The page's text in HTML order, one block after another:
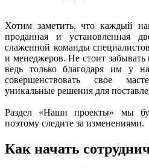
Хотим заметить, что каждый
проданная и установленная
слаженной команды
и менеджеров. Не стоит
ведь только благодаря им у
совершенствовать свое
уникальные решения для
Раздел «Наши проекты» мы
поэтому следите за изменениями.
Как начать